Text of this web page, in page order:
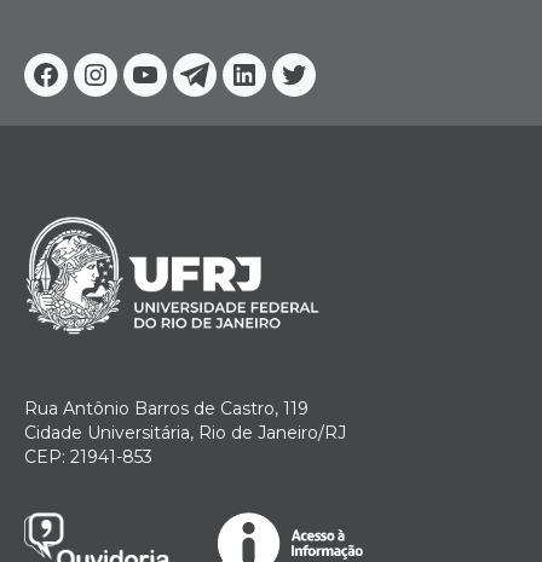
Facebook
Instagram
YoutubeTelegram
Linkedin
Twitter
Rua Antônio Barros de Castro, 119
Cidade Universitária, Rio de Janeiro/RJ
CEP: 21941-853